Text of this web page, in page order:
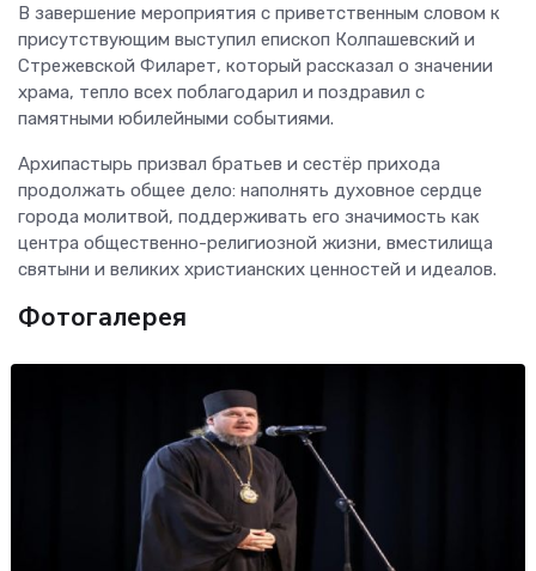
В завершение мероприятия с приветственным словом к
присутствующим выступил епископ Колпашевский и
Стрежевской Филарет, который рассказал о значении
храма, тепло всех поблагодарил и поздравил с
памятными юбилейными событиями.
Архипастырь призвал братьев и сестёр прихода
продолжать общее дело: наполнять духовное сердце
города молитвой, поддерживать его значимость как
центра общественно-религиозной жизни, вместилища
святыни и великих христианских ценностей и идеалов.
Фотогалерея